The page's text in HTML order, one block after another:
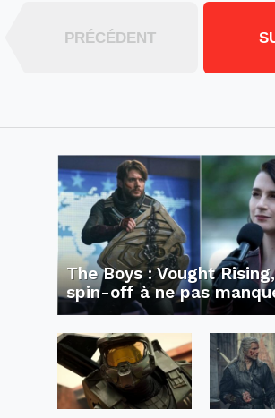
PRÉCÉDENT
The Boys : Vought
spin-off à ne pas